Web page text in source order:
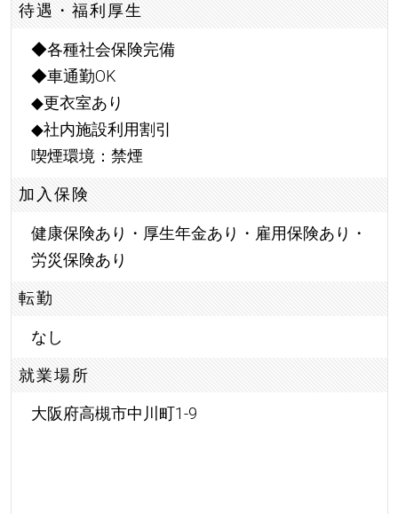
待遇・福利厚生
◆各種社会保険完備
◆車通勤OK
◆更衣室あり
◆社内施設利用割引
喫煙環境：禁煙
加入保険
健康保険あり・厚生年金あり・雇用保険あり・
労災保険あり
転勤
なし
就業場所
大阪府高槻市中川町1-9